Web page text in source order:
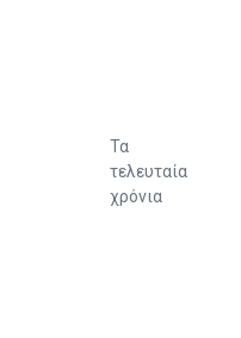
Τα
τελευταία
χρόνια